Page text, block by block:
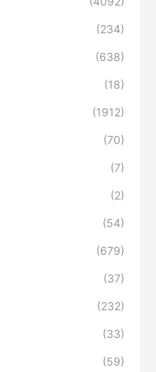
(234)
(638)
(18)
(1912)
(70)
(7)
(2)
(54)
(679)
(37)
(232)
(33)
(59)